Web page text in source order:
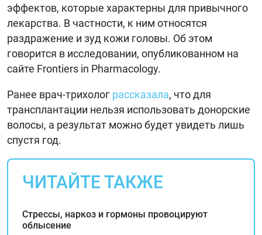
эффектов, которые характерны для привычного
лекарства. В частности, к ним относятся
раздражение и зуд кожи головы. Об этом
говорится в исследовании, опубликованном на
сайте Frontiers in Pharmacology.
Ранее врач-трихолог рассказала, что для
трансплантации нельзя использовать донорские
волосы, а результат можно будет увидеть лишь
спустя год.
ЧИТАЙТЕ ТАКЖЕ
Стрессы, наркоз и гормоны провоцируют
облысение